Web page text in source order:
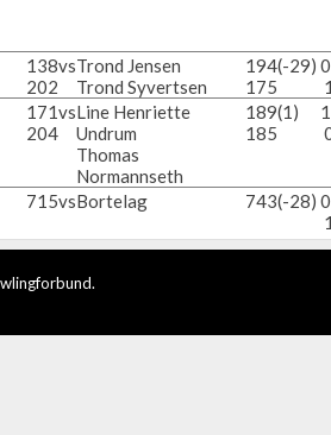
138
202
vsTrond Jensen
Trond Syvertsen
194
175
(-29)
171
204
vsLine Henriette
Undrum
Thomas
Normannseth
189
185
(1)
715vsBortelag 743(-28)